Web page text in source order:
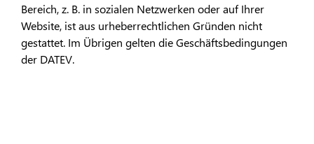
Bereich, z. B. in sozialen Netzwerken oder auf Ihrer
Website, ist aus urheberrechtlichen Gründen nicht
gestattet. Im Übrigen gelten die Geschäftsbedingungen
der DATEV.